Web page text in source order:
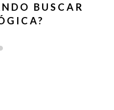
BUSCAR